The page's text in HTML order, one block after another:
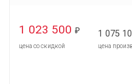
1 023 500 ₽
цена со скидкой
1 075
цена